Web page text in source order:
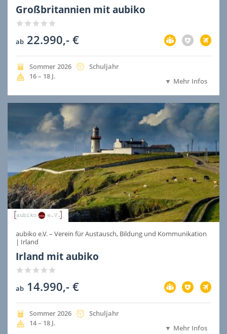
Großbritannien mit aubiko
ab 22.990,- €
Vorbereitung
im
Preis
Versicherung
nicht
im
Flug
im
Preis
Jahreszeit
der
Ausreise
Sommer Jahr
2026 Dauer
Schuljahr
Alter
16 – 18 J.
Mehr Infos
aubiko e.V. – Verein für Austausch, Bildung und Kommunikation
| Irland
Irland mit aubiko
ab 14.990,- €
Vorbereitung
im
Preis
Versicherung
im
Preis
Flug
im
Preis
Jahreszeit
der
Ausreise
Sommer Jahr
2026 Dauer
Schuljahr
Alter
14 – 18 J.
Mehr Infos